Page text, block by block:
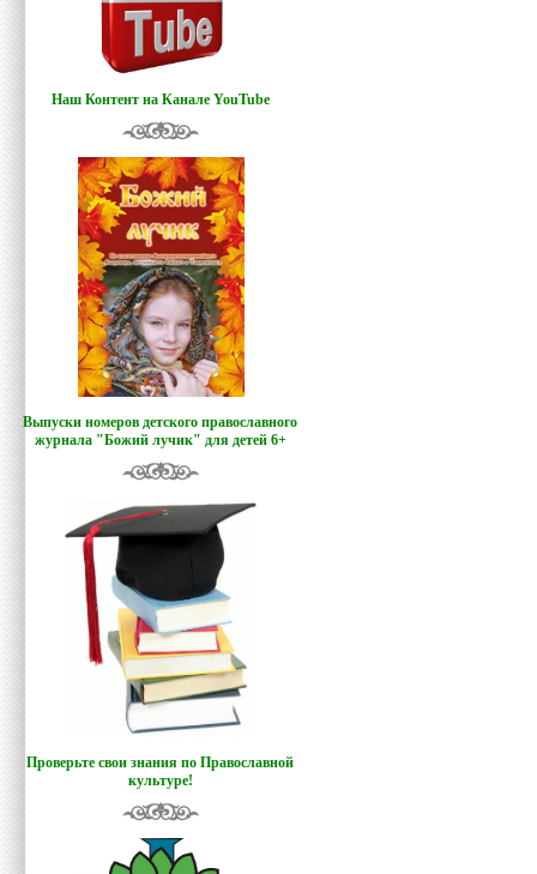
Наш Контент на Канале YouTube
Выпуски номеров детского православного
журнала "Божий лучик" для детей 6+
Проверьте свои знания по Православной
культуре!